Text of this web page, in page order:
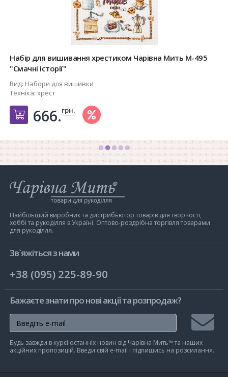
Набір для вишивання хрестиком Чарівна Мить М-495
"Смачні історії"
Вид: Набори для вишивки
Техніка: хрест
Добавить в корзину
666.грн.
Інтернет-
магазин
Мить
Найбільший виробник та дистрибьютор товарів для творчості,
хоббі та рукоділля в Україні. Оптово-роздрібна торгівля товарами
для рукоділля.
Зв`яжіться з нами
+38 (095) 225-89-90
Бажаєте знати про нові акції та розпродаж?
на
Будь завжди в курсі останніх новин від Чарівна Мить™ та наших
акційних пропозицій. Введи свій e-mail і підпишись на розсилання.